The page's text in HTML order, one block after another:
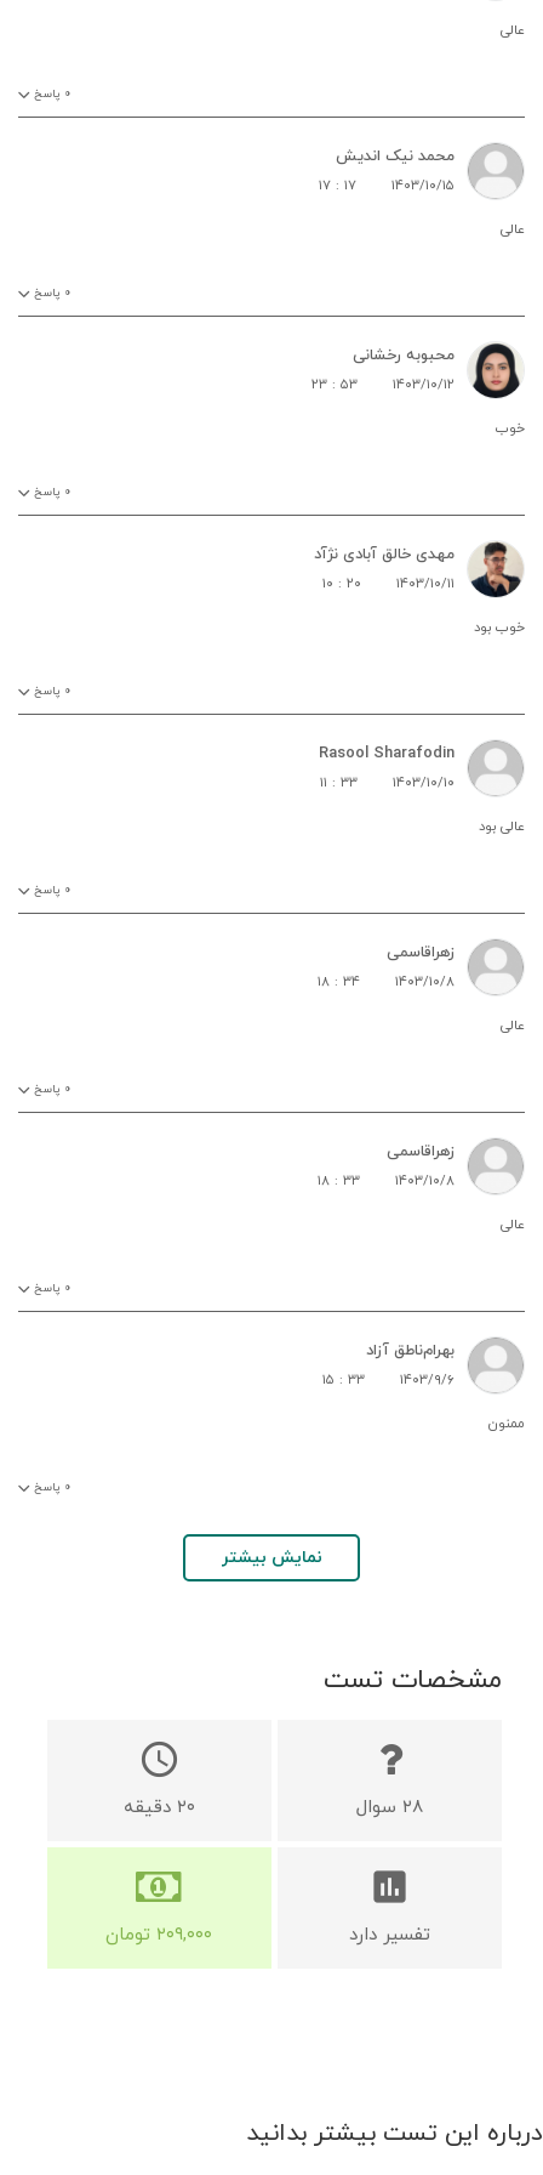
عالی
۰ پاسخ
محمد نیک اندیش
۱۴۰۳/۱۰/۱۵ ۱۷ : ۱۷
عالی
۰ پاسخ
محبوبه رخشانی
۱۴۰۳/۱۰/۱۲ ۲۳ : ۵۳
خوب
۰ پاسخ
مهدی خالق آبادی نژآد
۱۴۰۳/۱۰/۱۱ ۱۰ : ۲۰
خوب بود
۰ پاسخ
Rasool Sharafodin
۱۴۰۳/۱۰/۱۰ ۱۱ : ۳۳
عالی بود
۰ پاسخ
زهراقاسمی
۱۴۰۳/۱۰/۸ ۱۸ : ۳۴
عالی
۰ پاسخ
زهراقاسمی
۱۴۰۳/۱۰/۸ ۱۸ : ۳۳
عالی
۰ پاسخ
بهرام‌ناطق آزاد
۱۴۰۳/۹/۶ ۱۵ : ۳۳
ممنون
۰ پاسخ
نمایش بیشتر
مشخصات تست
۲۸ سوال
schedule
۲۰ دقیقه
assessment
تفسیر دارد ۲۰۹,۰۰۰ تومان
درباره این تست بیشتر بدانید